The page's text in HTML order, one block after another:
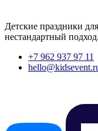
Детские праздники
нестандартный подход.
+7 962 937 97 11